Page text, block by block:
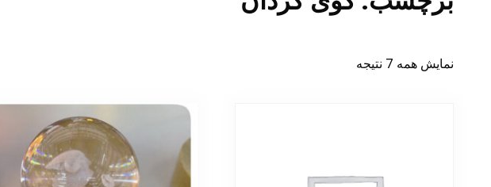
نمایش همه 7 نتیجه